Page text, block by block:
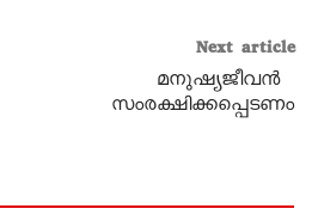
Next article
മനുഷ്യജീവൻ
സംരക്ഷിക്കപ്പെടണം